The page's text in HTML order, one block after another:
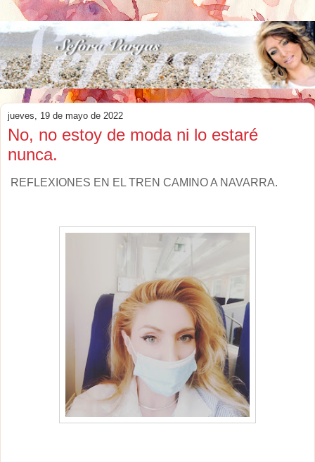
jueves, 19 de mayo de 2022
No, no estoy de moda ni lo estaré
nunca.
REFLEXIONES EN EL TREN CAMINO A NAVARRA.